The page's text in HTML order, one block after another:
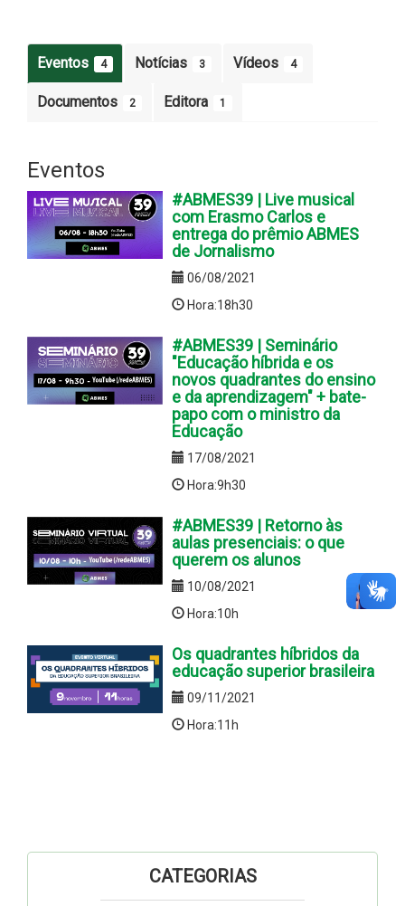
Eventos 4 Notícias 3 Vídeos 4
Documentos 2 Editora 1
Eventos
#ABMES39 | Live musical
com Erasmo Carlos e
entrega do prêmio ABMES
de Jornalismo
06/08/2021
Hora:18h30
#ABMES39 | Seminário
"Educação híbrida e os
novos quadrantes do ensino
e da aprendizagem" + bate-
papo com o ministro da
Educação
17/08/2021
Hora:9h30
#ABMES39 | Retorno às
aulas presenciais: o que
querem os alunos
10/08/2021
Hora:10h
Os quadrantes híbridos da
educação superior brasileira
09/11/2021
Hora:11h
CATEGORIAS